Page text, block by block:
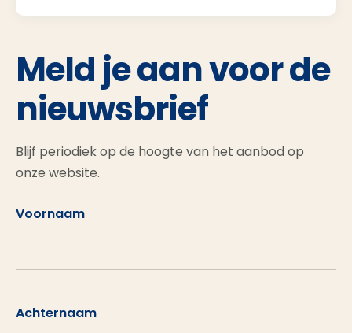
Meld je aan voor de
nieuwsbrief
Blijf periodiek op de hoogte van het aanbod op
onze website.
Voornaam
Achternaam